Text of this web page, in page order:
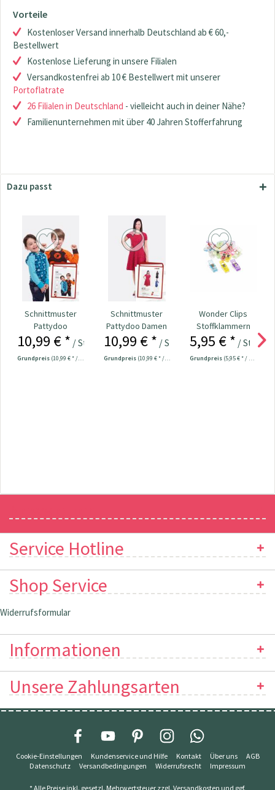
Vorteile
Kostenloser Versand innerhalb Deutschland ab € 60,-
Bestellwert
Kostenlose Lieferung in unsere Filialen
Versandkostenfrei ab 10 € Bestellwert mit unserer
Portoflatrate
26 Filialen in Deutschland - vielleicht auch in deiner Nähe?
Familienunternehmen mit über 40 Jahren Stofferfahrung
Dazu passt
Schnittmuster
Pattydoo
Kindershirt "Leo"
10,99 € * / Stück
Grundpreis (10,99 € * / 1 Stück)
Schnittmuster
Pattydoo Damen
Jerseykleid "Ella"
10,99 € * / Stück
Grundpreis (10,99 € * / 1 Stück)
Wonder Clips
Stoffklammern
klein - 20 Stück
5,95 € * / Stück
Grundpreis (5,95 € * / 1 Stück)
Service Hotline
Shop Service
Widerrufsformular
Informationen
Unsere Zahlungsarten
Cookie-Einstellungen Kundenservice und Hilfe Kontakt Über uns
AGB
Datenschutz
Versandbedingungen Widerrufsrecht Impressum
* Alle Preise inkl. gesetzl. Mehrwertsteuer zzgl. Versandkosten und ggf.